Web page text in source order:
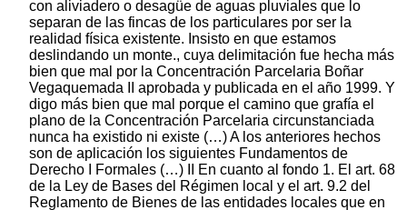
con aliviadero o desagüe de aguas pluviales que lo
separan de las fincas de los particulares por ser la
realidad física existente. Insisto en que estamos
deslindando un monte., cuya delimitación fue hecha más
bien que mal por la Concentración Parcelaria Boñar
Vegaquemada II aprobada y publicada en el año 1999. Y
digo más bien que mal porque el camino que grafía el
plano de la Concentración Parcelaria circunstanciada
nunca ha existido ni existe (…) A los anteriores hechos
son de aplicación los siguientes Fundamentos de
Derecho I Formales (…) II En cuanto al fondo 1. El art. 68
de la Ley de Bases del Régimen local y el art. 9.2 del
Reglamento de Bienes de las entidades locales que en